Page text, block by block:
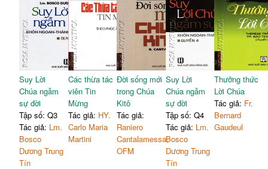
Suy Lời
Chúa ngẫm
sự đời
Tập số: Q3
Tác giả: Lm.
Bosco
Dương Trung
Tín
Các thừa tác
viên Tin
Mừng
Tác giả: HY.
Carlo Maria
Martini
Đời sống mới
trong Chúa
Kitô
Tác giả:
Raniero
Cantalamessa,
OFM
Suy Lời
Chúa ngẫm
sự đời
Tập số: Q4
Tác giả: Lm.
Bosco
Dương Trung
Tín
Thưởng thức
Lời Chúa
Tác giả: Fr.
Bernard
Gaudeul